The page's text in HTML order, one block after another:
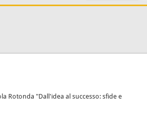
Rotonda "Dall'idea al successo: sfide e